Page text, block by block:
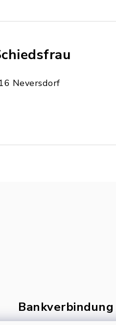
Neversdorf
Bankverbindung